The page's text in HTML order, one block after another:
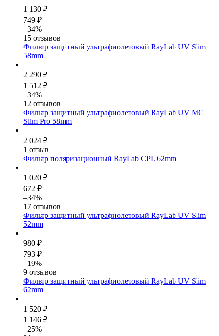
1 130 ₽
749 ₽
–34%
15 отзывов
Фильтр защитный ультрафиолетовый RayLab UV Slim
58mm
2 290 ₽
1 512 ₽
–34%
12 отзывов
Фильтр защитный ультрафиолетовый RayLab UV MC
Slim Pro 58mm
2 024 ₽
1 отзыв
Фильтр поляризационный RayLab CPL 62mm
1 020 ₽
672 ₽
–34%
17 отзывов
Фильтр защитный ультрафиолетовый RayLab UV Slim
52mm
980 ₽
793 ₽
–19%
9 отзывов
Фильтр защитный ультрафиолетовый RayLab UV Slim
62mm
1 520 ₽
1 146 ₽
–25%